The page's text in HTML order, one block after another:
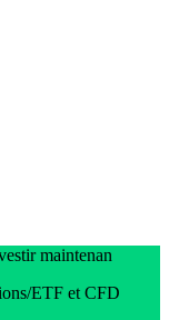
maintenan
ETF et CFD